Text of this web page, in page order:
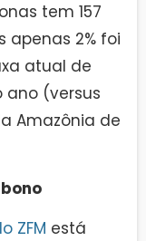
tem 157
apenas 2% foi
atual de
ano (versus
Amazônia de
ZFM está